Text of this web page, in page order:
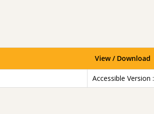
View / Download
Accessible Version :